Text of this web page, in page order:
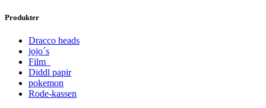
Produkter
Dracco heads
jojo´s
Film
Diddl papir
pokemon
Rode-kassen